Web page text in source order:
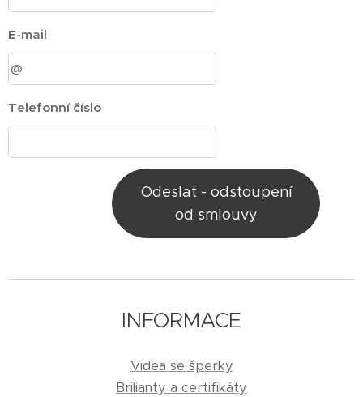
E-mail
Telefonní číslo
Odeslat - odstoupení
od smlouvy
INFORMACE
Videa se šperky
Brilianty a certifikáty